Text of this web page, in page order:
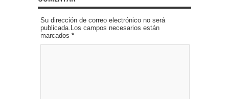
Su dirección de correo electrónico no será
publicada.Los campos necesarios están
marcados *